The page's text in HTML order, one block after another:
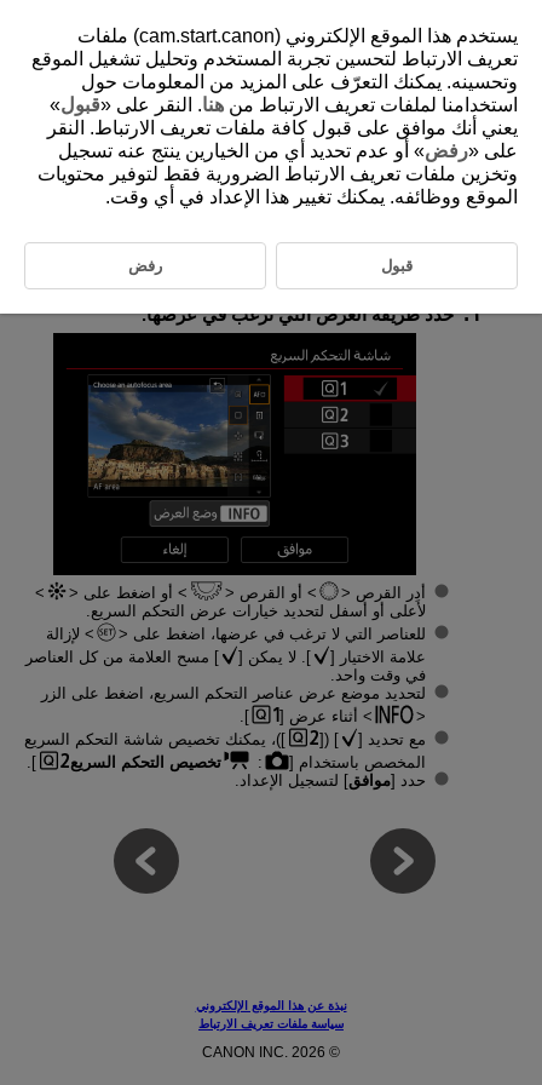
D388-114
شاشة التحكم السريع
يمكنك تغيير طرق عرض التحكم السريع ( ) المتوفرة أثناء تسجيل الفيلم.
:
حدد طريقة العرض التي ترغب في عرضها.
أدِر القرص أو القرص
أو اضغط على
لأعلى أو أسفل لتحديد خيارات عرض التحكم السريع.
للعناصر التي لا ترغب في عرضها، اضغط على
لإزالة
علامة الاختيار [
]. لا يمكن [
] مسح العلامة من كل العناصر
في وقت واحد.
لتحديد موضع عرض عناصر التحكم السريع، اضغط على الزر
أثناء عرض [
].
مع تحديد [
] ([
])، يمكنك تخصيص شاشة التحكم السريع
المخصص باستخدام [
: تخصيص التحكم السريع
].
حدد [موافق] لتسجيل الإعداد.
نبذة عن هذا الموقع الإلكتروني
سياسة ملفات تعريف الارتباط
© CANON INC. 2026
يستخدم هذا الموقع الإلكتروني (cam.start.canon) ملفات
تعريف الارتباط لتحسين تجربة المستخدم وتحليل تشغيل الموقع
وتحسينه. يمكنك التعرّف على المزيد من المعلومات حول
استخدامنا لملفات تعريف الارتباط من هنا. النقر على «قبول»
يعني أنك موافق على قبول كافة ملفات تعريف الارتباط. النقر
على «رفض» أو عدم تحديد أي من الخيارين ينتج عنه تسجيل
وتخزين ملفات تعريف الارتباط الضرورية فقط لتوفير محتويات
الموقع ووظائفه. يمكنك تغيير هذا الإعداد في أي وقت.
قبول رفض